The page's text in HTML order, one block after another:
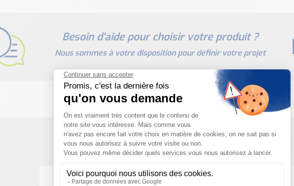
Besoin d'aide pour choisir votre produit ?
Nous sommes à votre disposition pour définir votre projet
PRODUITS SIMILAIRES